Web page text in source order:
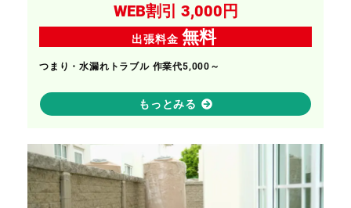
WEB割引 3,000円
出張料金 無料
つまり・水漏れトラブル 作業代5,000～
もっとみる